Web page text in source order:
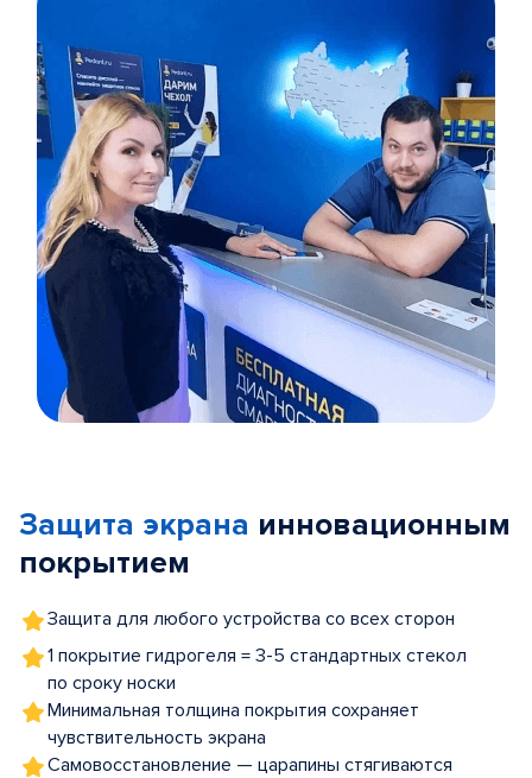
5
Защита экрана инновационным
покрытием
Защита для любого устройства со всех сторон
1 покрытие гидрогеля = 3-5 стандартных стекол
по сроку носки
Минимальная толщина покрытия сохраняет
чувствительность экрана
Самовосстановление — царапины стягиваются